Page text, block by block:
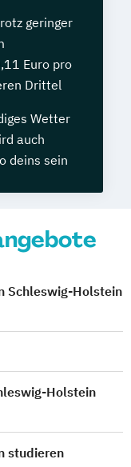
geringer
Euro pro
Drittel
Wetter
auch
deins sein
Schleswig-Holstein
Holstein
studieren